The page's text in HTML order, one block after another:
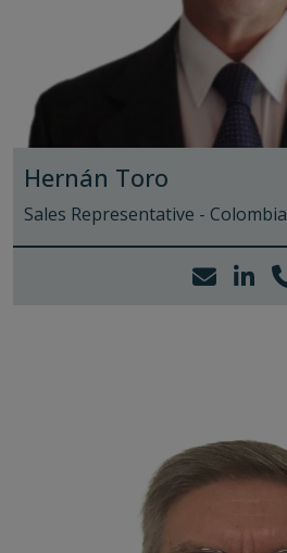
Hernán Toro
Sales Representative - Colombia